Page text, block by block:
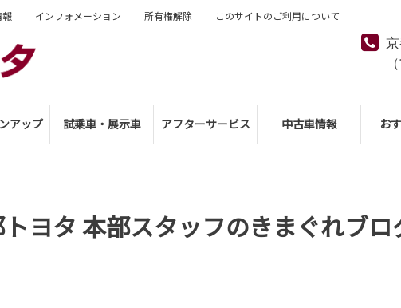
アップ 試乗車・展示車 アフターサービス 中古車情報 お
報 インフォメーション 所有権解除 このサイトのご利用について
ヨタ 本部スタッフのきまぐれブロ